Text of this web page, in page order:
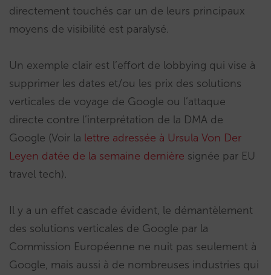
directement touchés car un de leurs principaux
moyens de visibilité est paralysé.
Un exemple clair est l’effort de lobbying qui vise à
supprimer les dates et/ou les prix des solutions
verticales de voyage de Google ou l’attaque
directe contre l’interprétation de la DMA de
Google (Voir la lettre adressée à Ursula Von Der
Leyen datée de la semaine dernière signée par EU
travel tech).
Il y a un effet cascade évident, le démantèlement
des solutions verticales de Google par la
Commission Européenne ne nuit pas seulement à
Google, mais aussi à de nombreuses industries qui